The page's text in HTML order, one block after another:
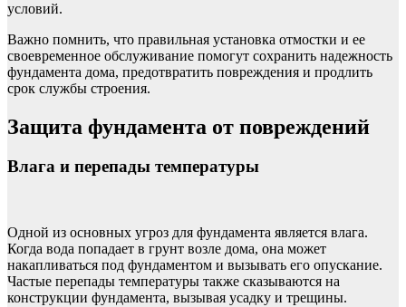
условий.
Важно помнить, что правильная установка отмостки и ее
своевременное обслуживание помогут сохранить надежность
фундамента дома, предотвратить повреждения и продлить
срок службы строения.
Защита фундамента от повреждений
Влага и перепады температуры
Одной из основных угроз для фундамента является влага.
Когда вода попадает в грунт возле дома, она может
накапливаться под фундаментом и вызывать его опускание.
Частые перепады температуры также сказываются на
конструкции фундамента, вызывая усадку и трещины.